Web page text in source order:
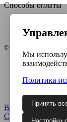
Мы
Политика
Принять
Способы оплаты
© Интернет-магазин
Контакты
Политика
Войти
Сравнение